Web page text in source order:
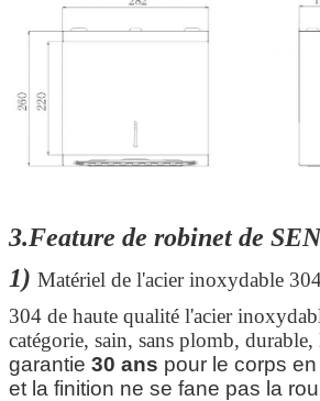
3.Feature de robinet de
1) Matériel de l'acier inoxydable
304 de haute qualité l'acier
catégorie, sain, sans plomb, durable,
garantie 30 ans pour le corps
et la finition ne se fane pas la